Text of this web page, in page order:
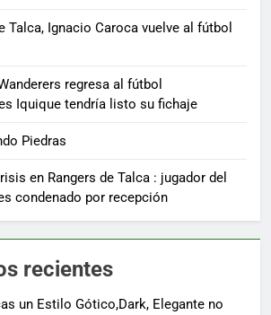
Talca, Ignacio Caroca vuelve al fútbol
regresa al fútbol
Iquique tendría listo su fichaje
Piedras
en Rangers de Talca : jugador del
condenado por recepción
recientes
un Estilo Gótico,Dark, Elegante no